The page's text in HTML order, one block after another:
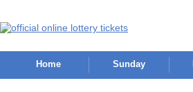
Home Sunday